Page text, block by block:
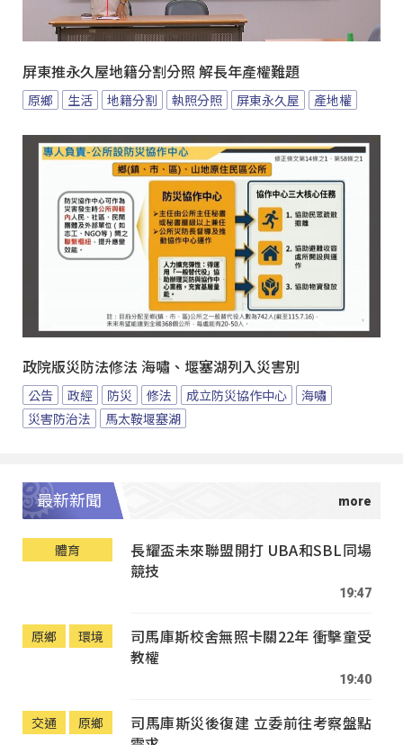
屏東推永久屋地籍分割分照 解長年產權難題
原鄉 生活 地籍分割 執照分照 屏東永久屋 產地權
政院版災防法修法 海嘯、堰塞湖列入災害別
公告 政經 防災 修法 成立防災協作中心
海嘯
災害防治法
馬太鞍堰塞湖
最新新聞
體育
長耀盃未來聯盟開打 UBA和SBL同場
競技
19:47
原鄉 環境
司馬庫斯校舍無照卡關22年 衝擊童受
教權
19:40
交通 原鄉
司馬庫斯災後復建 立委前往考察盤點